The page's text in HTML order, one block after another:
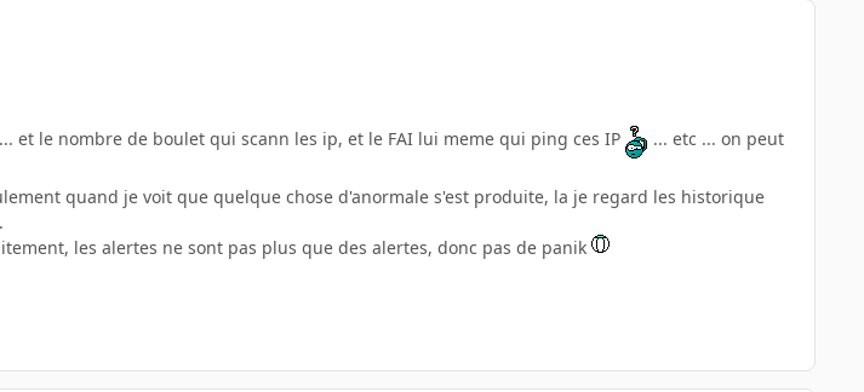
et le nombre de boulet qui scann les ip, et le FAI lui meme qui ping ces IP
... etc ... on peut
quand je voit que quelque chose d'anormale s'est produite, la je regard les historique
les alertes ne sont pas plus que des alertes, donc pas de panik